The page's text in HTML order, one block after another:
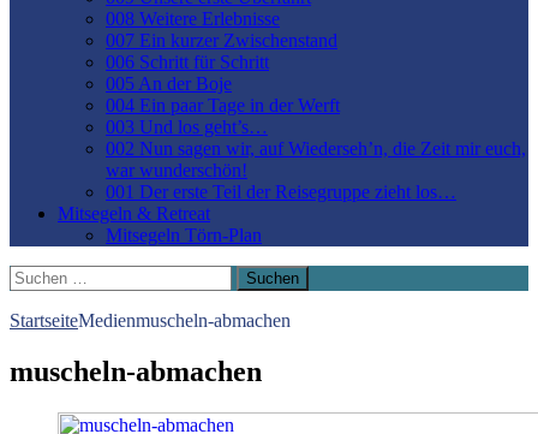
008 Weitere Erlebnisse
007 Ein kurzer Zwischenstand
006 Schritt für Schritt
005 An der Boje
004 Ein paar Tage in der Werft
003 Und los geht’s…
002 Nun sagen wir, auf Wiederseh’n, die Zeit mir euch,
war wunderschön!
001 Der erste Teil der Reisegruppe zieht los…
Mitsegeln & Retreat
Mitsegeln Törn-Plan
Suchen
nach:
StartseiteMedienmuscheln-abmachen
muscheln-abmachen